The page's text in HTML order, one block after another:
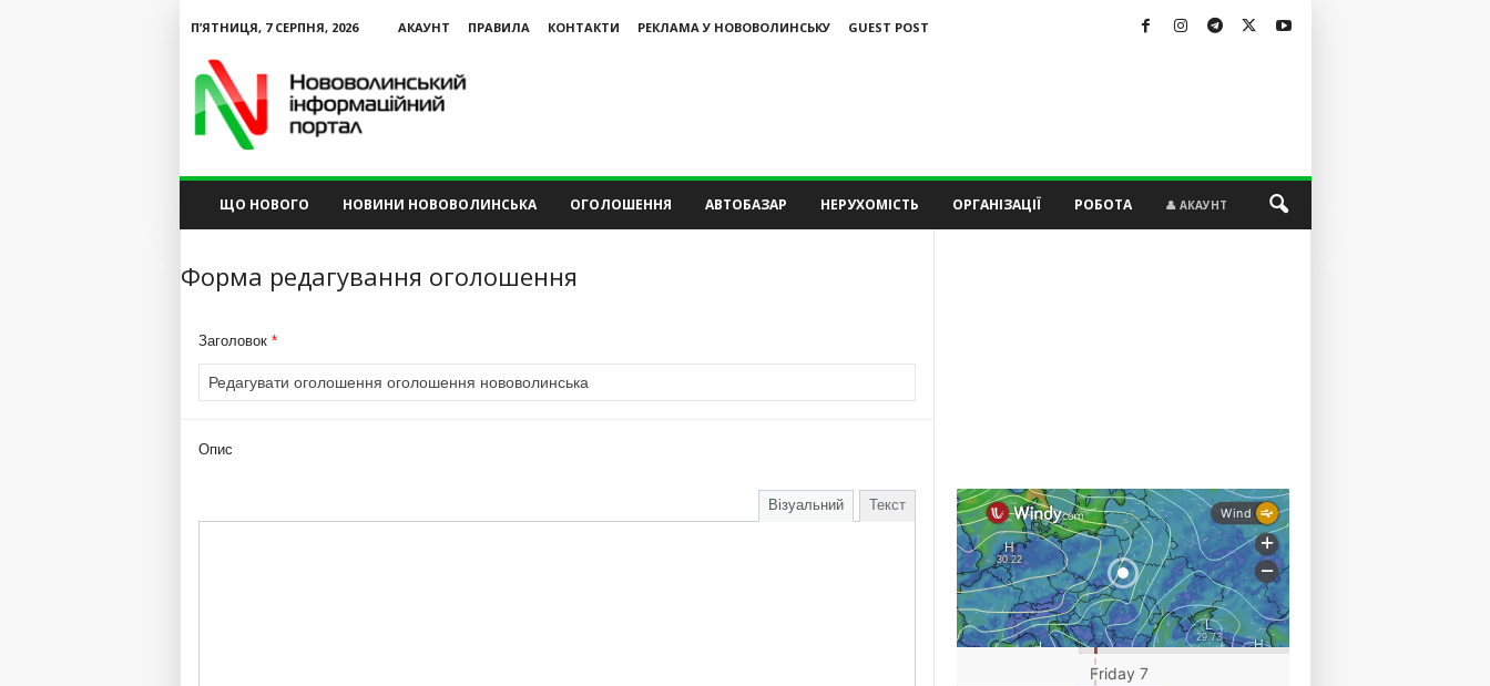
П’ЯТНИЦЯ, 7 СЕРПНЯ, 2026 АКАУНТ ПРАВИЛА КОНТАКТИ РЕКЛАМА У НОВОВОЛИНСЬКУ
GUEST POST
ЩО НОВОГО НОВИНИ НОВОВОЛИНСЬКА ОГОЛОШЕННЯ АВТОБАЗАР НЕРУХОМІСТЬ ОРГАНІЗАЦІЇ РОБОТА 👤 АКАУНТ
Форма редагування оголошення
Заголовок *
Опис
Візуальний Текст